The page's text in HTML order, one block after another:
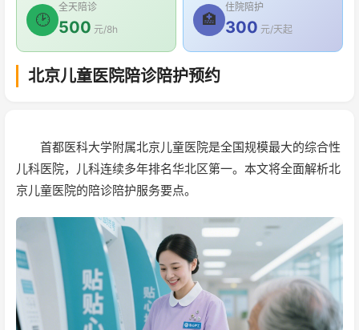
🕑
全天陪诊
500 元/8h
🏥
住院陪护
300 元/天起
北京儿童医院陪诊陪护预约
首都医科大学附属北京儿童医院是全国规模最大的综合性
儿科医院，儿科连续多年排名华北区第一。本文将全面解析北
京儿童医院的陪诊陪护服务要点。